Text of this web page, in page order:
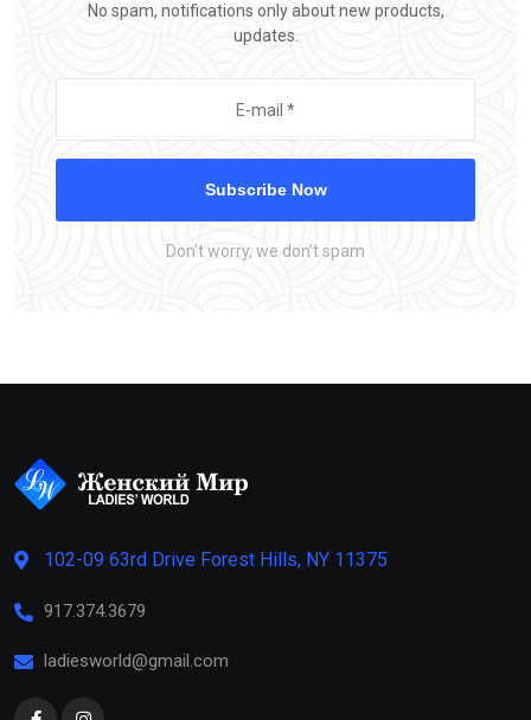
No spam, notifications only about new products,
updates.
Subscribe Now
Don’t worry, we don’t spam
102-09 63rd Drive Forest Hills, NY 11375
917.374.3679
ladiesworld@gmail.com